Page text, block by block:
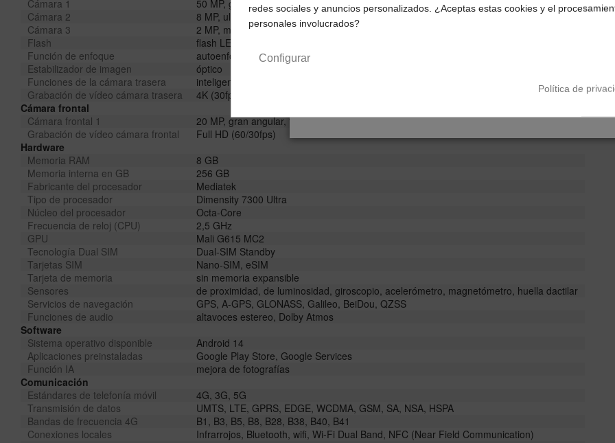
Cámara 1
50 MP, gran angular, f/1,5, 26 mm, OIS
Cámara 2
8 MP, ultra gran angular, f/2,2, 15 mm, 120°
Cámara 3
2 MP, macro, f/2,4
Flash
flash LED
Función de enfoque
autoenfoque detección de fase (PDAF)
Estabilizador de imagen
óptico
Funciones de la cámara trasera
inteligencia artificial
Grabación de vídeo cámara trasera
4K (30fps), Full HD (120/60/30fps)
Cámara frontal
Cámara frontal 1
20 MP, gran angular, f/2,2, 25 mm
Grabación de vídeo cámara frontal
Full HD (60/30fps)
Hardware
Memoria RAM
8 GB
Memoria interna en GB
256 GB
Fabricante del procesador
Mediatek
Tipo de procesador
Dimensity 7300 Ultra
Núcleo del procesador
Octa-Core
Frecuencia de reloj (CPU)
2,5 GHz
GPU
Mali G615 MC2
Tecnología Dual SIM
Dual-SIM Standby
Tarjetas SIM
Nano-SIM, eSIM
Tarjeta de memoria
sin memoria expansible
Sensores
de proximidad, de luminosidad, giroscopio, acelerómetro, magnetómetro, huella dactilar
Servicios de navegación
GPS, A-GPS, GLONASS, Galileo, BeiDou, QZSS
Funciones de audio
altavoces estereo, Dolby Atmos
Software
Sistema operativo disponible
Android 14
Aplicaciones preinstaladas
Google Play Store, Google Services
Función IA
mejora de fotografías
Comunicación
Estándares de telefonía móvil
4G, 3G, 5G
Transmisión de datos
UMTS, LTE, GPRS, EDGE, WCDMA, GSM, SA, NSA, HSPA
Bandas de frecuencia 4G
B1, B3, B5, B8, B28, B38, B40, B41
Conexiones locales
Infrarrojos, Bluetooth, wifi, Wi-Fi Dual Band, NFC (Near Field Communication)
impuestos correctos para tu región.
redes sociales y anuncios personalizados. ¿Aceptas estas cookies y el
personales involucrados?
Configurar
Política de